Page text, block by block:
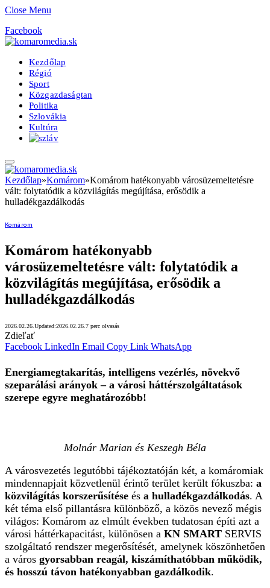
Close Menu
Facebook
Kezdőlap
Régió
Sport
Közgazdaságtan
Politika
Szlovákia
Kultúra
Kezdőlap»Komárom»Komárom hatékonyabb városüzemeltetésre
vált: folytatódik a közvilágítás megújítása, erősödik a
hulladékgazdálkodás
Komárom
Komárom hatékonyabb
városüzemeltetésre vált: folytatódik a
közvilágítás megújítása, erősödik a
hulladékgazdálkodás
2026.02.26. Updated:2026.02.26. 7 perc olvasás
Zdieľať
Facebook LinkedIn Email Copy Link WhatsApp
Energiamegtakarítás, intelligens vezérlés, növekvő
szeparálási arányok – a városi háttérszolgáltatások
szerepe egyre meghatározóbb!
Molnár Marian és Keszegh Béla
A városvezetés legutóbbi tájékoztatóján két, a komáromiak
mindennapjait közvetlenül érintő terület került fókuszba: a
közvilágítás korszerűsítése és a hulladékgazdálkodás. A
két téma első pillantásra különböző, a közös nevező mégis
világos: Komárom az elmúlt években tudatosan építi azt a
városi háttérkapacitást, különösen a KN SMART SERVIS
szolgáltató rendszer megerősítését, amelynek köszönhetően
a város gyorsabban reagál, kiszámíthatóbban működik,
és hosszú távon hatékonyabban gazdálkodik.